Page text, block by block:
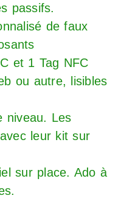
passifs.
de faux
et 1 Tag NFC
ou autre, lisibles
niveau. Les
leur kit sur
sur place. Ado à